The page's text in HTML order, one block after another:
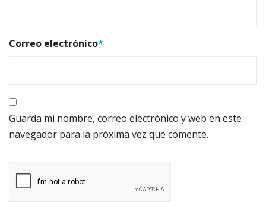
Correo electrónico*
Guarda mi nombre, correo electrónico y web en este
navegador para la próxima vez que comente.